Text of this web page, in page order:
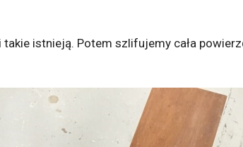
istnieją. Potem szlifujemy cała